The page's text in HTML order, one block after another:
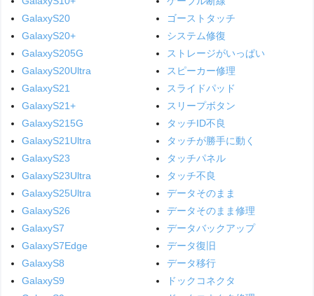
GalaxyS20
GalaxyS20+
GalaxyS205G
GalaxyS20Ultra
GalaxyS21
GalaxyS21+
GalaxyS215G
GalaxyS21Ultra
GalaxyS23
GalaxyS23Ultra
GalaxyS25Ultra
GalaxyS26
GalaxyS7
GalaxyS7Edge
GalaxyS8
GalaxyS9
ゴーストタッチ
システム修復
ストレージがいっぱい
スピーカー修理
スライドパッド
スリープボタン
タッチID不良
タッチが勝手に動く
タッチパネル
タッチ不良
データそのまま
データそのまま修理
データバックアップ
データ復旧
データ移行
ドックコネクタ